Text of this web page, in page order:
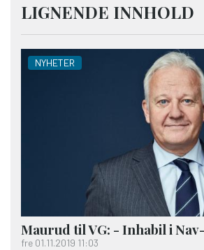
LIGNENDE INNHOLD
NYHETER
Maurud til VG: - Inhabil i
fre 01.11.2019 11:03